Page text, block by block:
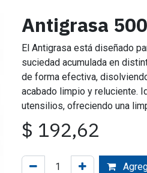
Antigrasa
El Antigrasa está diseñado
suciedad acumulada en
de forma efectiva,
acabado limpio y reluciente.
utensilios, ofreciendo una
$ 192,62